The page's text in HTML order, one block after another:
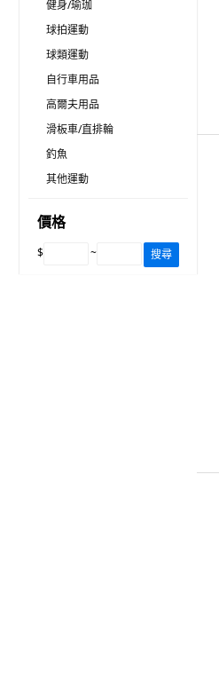
健身/瑜珈
球拍運動
球類運動
自行車用品
高爾夫用品
滑板車/直排輪
釣魚
其他運動
價格
$ ~ 搜尋